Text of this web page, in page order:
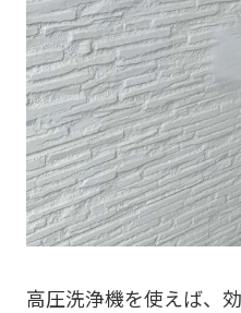
高圧洗浄機を使えば、